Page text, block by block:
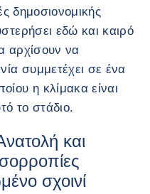
δημοσιονομικής
εδώ και καιρό
αρχίσουν να
συμμετέχει σε ένα
η κλίμακα είναι
το στάδιο.
και
σχοινί